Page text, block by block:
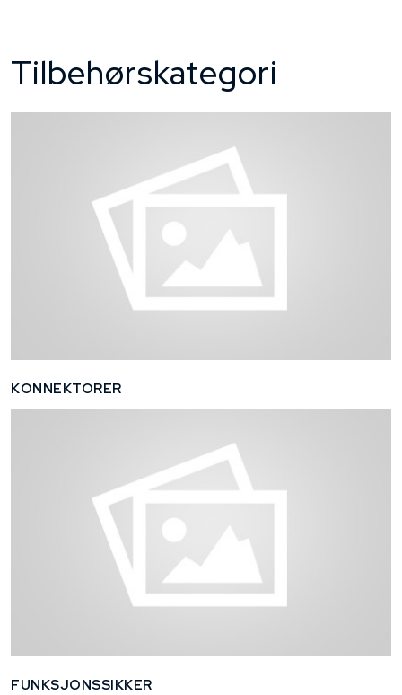
Tilbehørskategori
KONNEKTORER
FUNKSJONSSIKKER